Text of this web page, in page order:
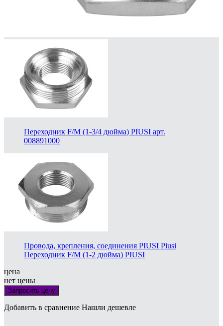
Переходник F/M (1-3/4 дюйма) PIUSI арт.
008891000
Провода, крепления, соединения PIUSI Piusi
Переходник F/M (1-2 дюйма) PIUSI
цена
нет цены
Запросить цену
Добавить в сравнение Нашли дешевле